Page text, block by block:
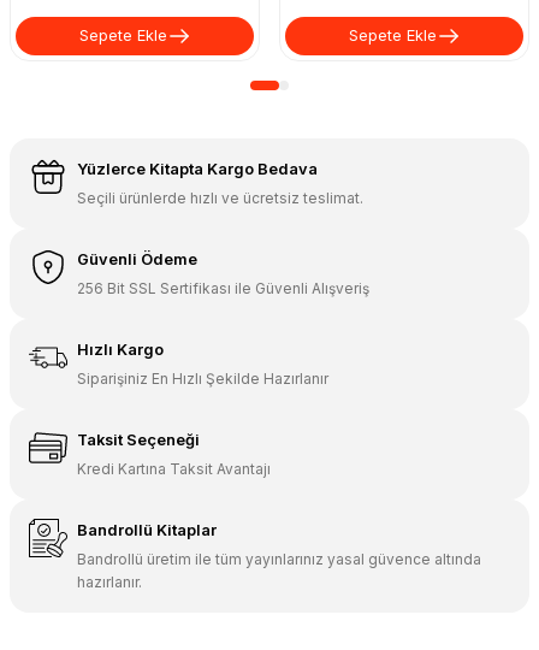
Sepete Ekle Sepete Ekle
Yüzlerce Kitapta Kargo Bedava
Seçili ürünlerde hızlı ve ücretsiz teslimat.
Güvenli Ödeme
256 Bit SSL Sertifikası ile Güvenli Alışveriş
Hızlı Kargo
Siparişiniz En Hızlı Şekilde Hazırlanır
Taksit Seçeneği
Kredi Kartına Taksit Avantajı
Bandrollü Kitaplar
Bandrollü üretim ile tüm yayınlarınız yasal güvence altında
hazırlanır.